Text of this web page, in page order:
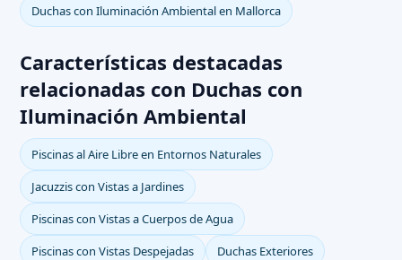
Duchas con Iluminación Ambiental en Mallorca
Características destacadas
relacionadas con Duchas con
Iluminación Ambiental
Piscinas al Aire Libre en Entornos Naturales
Jacuzzis con Vistas a Jardines
Piscinas con Vistas a Cuerpos de Agua
Piscinas con Vistas Despejadas
Duchas Exteriores